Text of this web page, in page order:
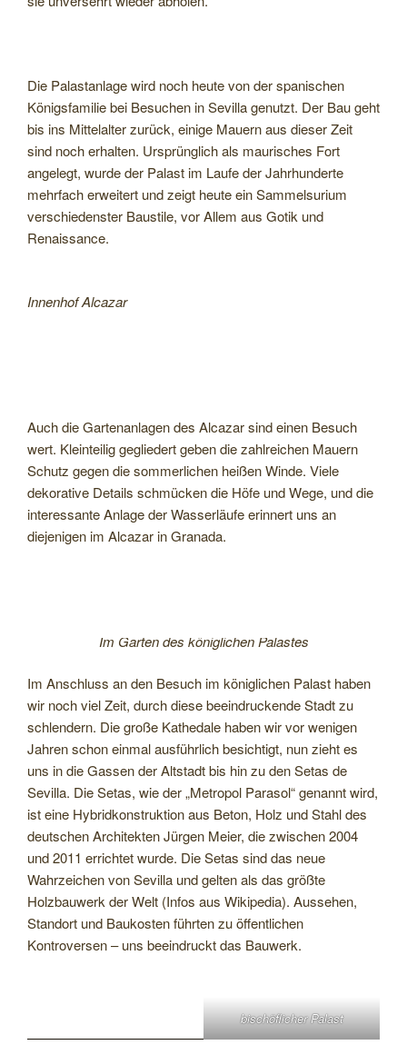
Die Palastanlage wird noch heute von der spanischen
Königsfamilie bei Besuchen in Sevilla genutzt. Der Bau geht
bis ins Mittelalter zurück, einige Mauern aus dieser Zeit
sind noch erhalten. Ursprünglich als maurisches Fort
angelegt, wurde der Palast im Laufe der Jahrhunderte
mehrfach erweitert und zeigt heute ein Sammelsurium
verschiedenster Baustile, vor Allem aus Gotik und
Renaissance.
Innenhof Alcazar
Auch die Gartenanlagen des Alcazar sind einen Besuch
wert. Kleinteilig gegliedert geben die zahlreichen Mauern
Schutz gegen die sommerlichen heißen Winde. Viele
dekorative Details schmücken die Höfe und Wege, und die
interessante Anlage der Wasserläufe erinnert uns an
diejenigen im Alcazar in Granada.
Im Garten des königlichen Palastes
Im Anschluss an den Besuch im königlichen Palast haben
wir noch viel Zeit, durch diese beeindruckende Stadt zu
schlendern. Die große Kathedale haben wir vor wenigen
Jahren schon einmal ausführlich besichtigt, nun zieht es
uns in die Gassen der Altstadt bis hin zu den Setas de
Sevilla. Die Setas, wie der „Metropol Parasol“ genannt wird,
ist eine Hybridkonstruktion aus Beton, Holz und Stahl des
deutschen Architekten Jürgen Meier, die zwischen 2004
und 2011 errichtet wurde. Die Setas sind das neue
Wahrzeichen von Sevilla und gelten als das größte
Holzbauwerk der Welt (Infos aus Wikipedia). Aussehen,
Standort und Baukosten führten zu öffentlichen
Kontroversen – uns beeindruckt das Bauwerk.
bischöflicher Palast